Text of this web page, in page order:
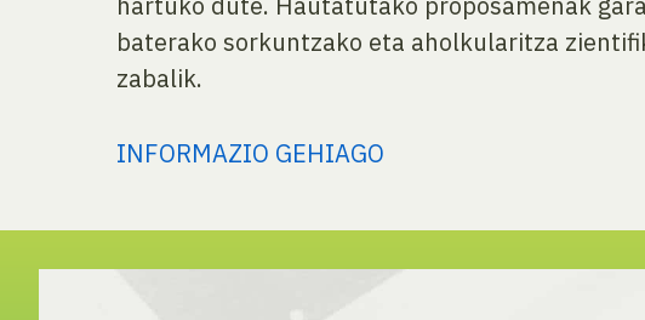
baterako sorkuntzako eta aholkularitza
zabalik.
INFORMAZIO GEHIAGO